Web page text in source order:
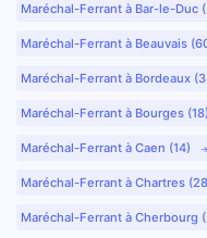
Maréchal-Ferrant à Bar-le-Duc
Maréchal-Ferrant à Beauvais
Maréchal-Ferrant à Bordeaux
Maréchal-Ferrant à Bourges (18)
Maréchal-Ferrant à Caen (14)
Maréchal-Ferrant à Chartres
Maréchal-Ferrant à Cherbourg